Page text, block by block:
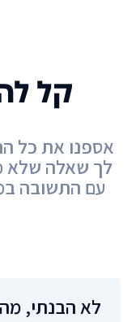
לא הבנתי,
קל
אספנו את כל
לך שאלה שלא
עם התשובה